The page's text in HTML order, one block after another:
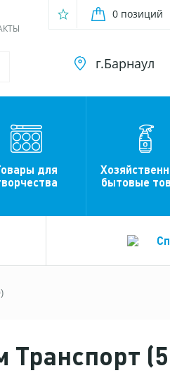
0 позиций
г.Барнаул
для
бытовые
Транспорт